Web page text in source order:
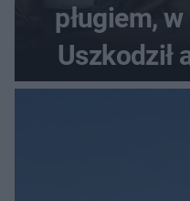
pługiem,
Uszkodził